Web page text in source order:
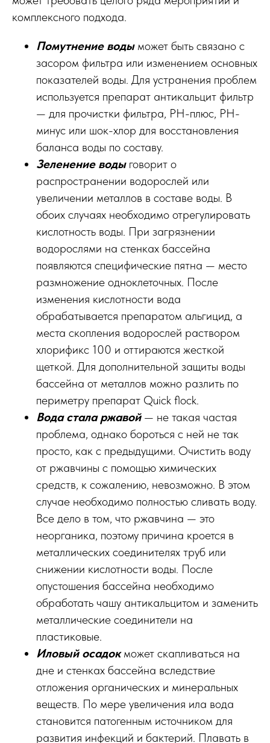
комплексного подхода.
Помутнение водыможет быть связано с
засором фильтра или изменением основных
показателей воды. Для устранения проблем
используется препарат антикальцит фильтр
— для прочистки фильтра, РН-плюс, РН-
минус или шок-хлор для восстановления
баланса воды по составу.
Зеленение водыговорит о
распространении водорослей или
увеличении металлов в составе воды. В
обоих случаях необходимо отрегулировать
кислотность воды. При загрязнении
водорослями на стенках бассейна
появляются специфические пятна — место
размножение одноклеточных. После
изменения кислотности вода
обрабатывается препаратом альгицид, а
места скопления водорослей раствором
хлорификс 100 и оттираются жесткой
щеткой. Для дополнительной защиты воды
бассейна от металлов можно разлить по
периметру препарат Quick flock.
Вода стала ржавой— не такая частая
проблема, однако бороться с ней не так
просто, как с предыдущими. Очистить воду
от ржавчины с помощью химических
средств, к сожалению, невозможно. В этом
случае необходимо полностью сливать воду.
Все дело в том, что ржавчина — это
неорганика, поэтому причина кроется в
металлических соединителях труб или
снижении кислотности воды. После
опустошения бассейна необходимо
обработать чашу антикальцитом и заменить
металлические соединители на
пластиковые.
Иловый осадокможет скапливаться на
дне и стенках бассейна вследствие
отложения органических и минеральных
веществ. По мере увеличения ила вода
становится патогенным источником для
развития инфекций и бактерий. Плавать в